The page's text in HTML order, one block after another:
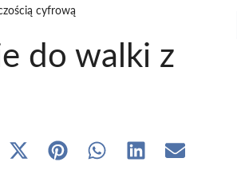
cyfrową
do walki z
Share Share Share Share Share